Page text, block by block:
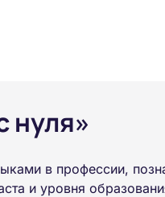
нуля»
в профессии,
и уровня